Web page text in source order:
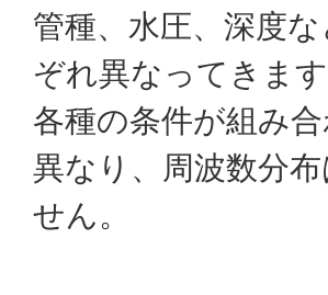
管種、水圧、深度
ぞれ異なってきま
各種の条件が組み
異なり、周波数分
せん。